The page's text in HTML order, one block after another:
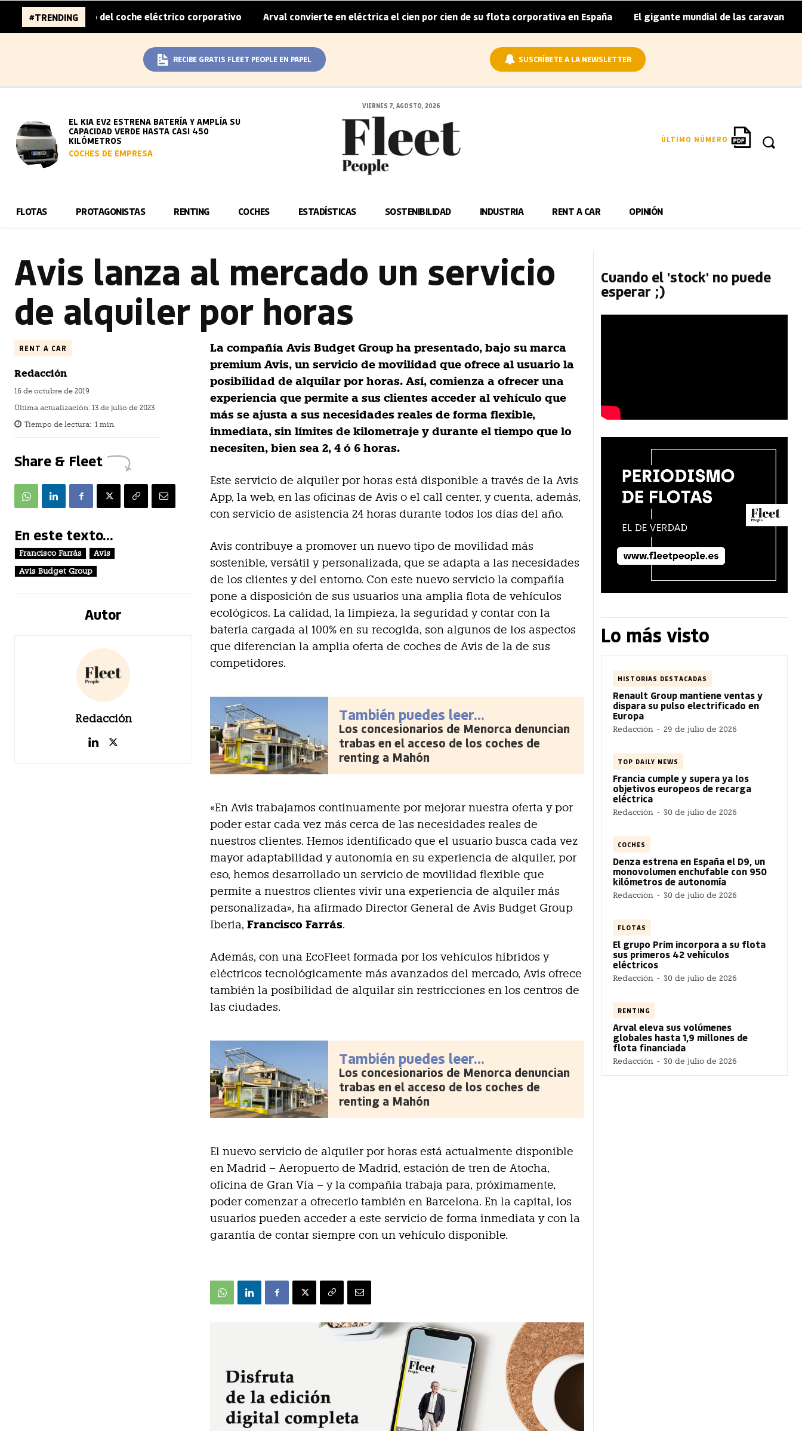
#TRENDINGdel coche eléctrico corporativo | Arval convierte en eléctrica el cien por cien de su flota corporativa en España | El gigante mundial de las caravanas asume
RECIBE GRATIS FLEET PEOPLE EN PAPEL SUSCRÍBETE A LA NEWSLETTER
EL KIA EV2 ESTRENA BATERÍA Y AMPLÍA SU
CAPACIDAD VERDE HASTA CASI 450
KILÓMETROS
COCHES DE EMPRESA
VIERNES 7, AGOSTO, 2026
ÚLTIMO NÚMERO
FLOTAS PROTAGONISTAS RENTING COCHES ESTADÍSTICAS SOSTENIBILIDAD INDUSTRIA RENT A CAR OPINIÓN
Avis lanza al mercado un servicio
de alquiler por horas
RENT A CAR
Redacción
16 de octubre de 2019
Última actualización: 13 de julio de 2023
Tiempo de lectura: 1 min.
Share & Fleet
En este texto...
Francisco Farrás
Avis
Avis Budget Group
Autor
Redacción
La compañía Avis Budget Group ha presentado, bajo su marca
premium Avis, un servicio de movilidad que ofrece al usuario la
posibilidad de alquilar por horas. Así, comienza a ofrecer una
experiencia que permite a sus clientes acceder al vehículo que
más se ajusta a sus necesidades reales de forma flexible,
inmediata, sin límites de kilometraje y durante el tiempo que lo
necesiten, bien sea 2, 4 ó 6 horas.
Este servicio de alquiler por horas está disponible a través de la Avis
App, la web, en las oficinas de Avis o el call center, y cuenta, además,
con servicio de asistencia 24 horas durante todos los días del año.
Avis contribuye a promover un nuevo tipo de movilidad más
sostenible, versátil y personalizada, que se adapta a las necesidades
de los clientes y del entorno. Con este nuevo servicio la compañía
pone a disposición de sus usuarios una amplia flota de vehículos
ecológicos. La calidad, la limpieza, la seguridad y contar con la
batería cargada al 100% en su recogida, son algunos de los aspectos
que diferencian la amplia oferta de coches de Avis de la de sus
competidores.
También puedes leer...
Los concesionarios de Menorca denuncian
trabas en el acceso de los coches de
renting a Mahón
«En Avis trabajamos continuamente por mejorar nuestra oferta y por
poder estar cada vez más cerca de las necesidades reales de
nuestros clientes. Hemos identificado que el usuario busca cada vez
mayor adaptabilidad y autonomía en su experiencia de alquiler, por
eso, hemos desarrollado un servicio de movilidad flexible que
permite a nuestros clientes vivir una experiencia de alquiler más
personalizada», ha afirmado Director General de Avis Budget Group
Iberia,Francisco Farrás.
Además, con una EcoFleet formada por los vehículos híbridos y
eléctricos tecnológicamente más avanzados del mercado, Avis ofrece
también la posibilidad de alquilar sin restricciones en los centros de
las ciudades.
También puedes leer...
Los concesionarios de Menorca denuncian
trabas en el acceso de los coches de
renting a Mahón
El nuevo servicio de alquiler por horas está actualmente disponible
en Madrid – Aeropuerto de Madrid, estación de tren de Atocha,
oficina de Gran Vía – y la compañía trabaja para, próximamente,
poder comenzar a ofrecerlo también en Barcelona. En la capital, los
usuarios pueden acceder a este servicio de forma inmediata y con la
garantía de contar siempre con un vehículo disponible.
Cuando el 'stock' no puede
esperar ;)
Lo más visto
HISTORIAS DESTACADAS
Renault Group mantiene ventas y
dispara su pulso electrificado en
Europa
Redacción - 29 de julio de 2026
TOP DAILY NEWS
Francia cumple y supera ya los
objetivos europeos de recarga
eléctrica
Redacción - 30 de julio de 2026
COCHES
Denza estrena en España el D9, un
monovolumen enchufable con 950
kilómetros de autonomía
Redacción - 30 de julio de 2026
FLOTAS
El grupo Prim incorpora a su flota
sus primeros 42 vehículos
eléctricos
Redacción - 30 de julio de 2026
RENTING
Arval eleva sus volúmenes
globales hasta 1,9 millones de
flota financiada
Redacción - 30 de julio de 2026